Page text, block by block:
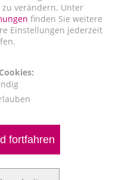
verändern. Unter
finden Sie weitere
Einstellungen jederzeit
fortfahren